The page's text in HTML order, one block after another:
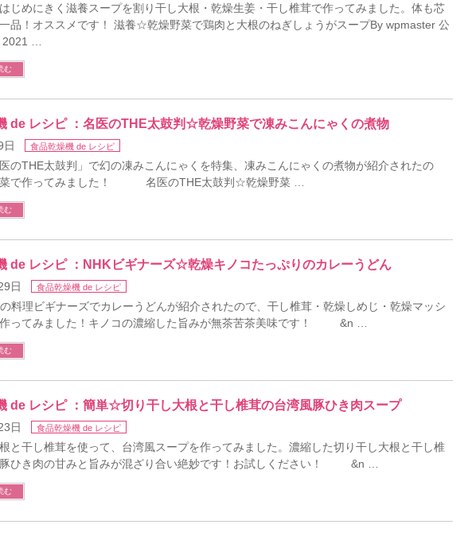
じめにきく滋養スープを割り干し大根・乾燥生姜・干し椎茸で作ってみました。体も芯
品！オススメです！ 滋養☆乾燥野菜で鶏肉と大根のねぎしょうがスープBy wpmaster 公
…
む
de レシピ ：名医のTHE太鼓判☆乾燥野菜で凍みこんにゃくの煮物
日 食品乾燥機 de レシピ
のTHE太鼓判」で幻の凍みこんにゃくを特集、凍みこんにゃくの煮物が紹介されたの
菜で作ってみました！ 名医のTHE太鼓判☆乾燥野菜 …
む
de レシピ ：NHKビギナーズ☆乾燥キノコたっぷりのカレーうどん
日 食品乾燥機 de レシピ
料理ビギナーズでカレーうどんが紹介されたので、干し椎茸・乾燥しめじ・乾燥マッシ
作ってみました！キノコの濃縮した旨みが無茶苦茶美味です！ &n …
む
de レシピ ：簡単☆切り干し大根と干し椎茸の台湾風豚ひき肉スープ
日 食品乾燥機 de レシピ
と干し椎茸を使って、台湾風スープを作ってみました。濃縮した切り干し大根と干し椎
ひき肉の甘みと旨みが混ざり合い絶妙です！お試しください！ &n …
む